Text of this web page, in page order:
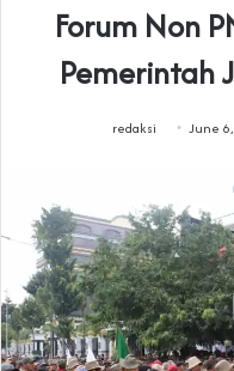
Forum Non
Pemerintah
redaksi June